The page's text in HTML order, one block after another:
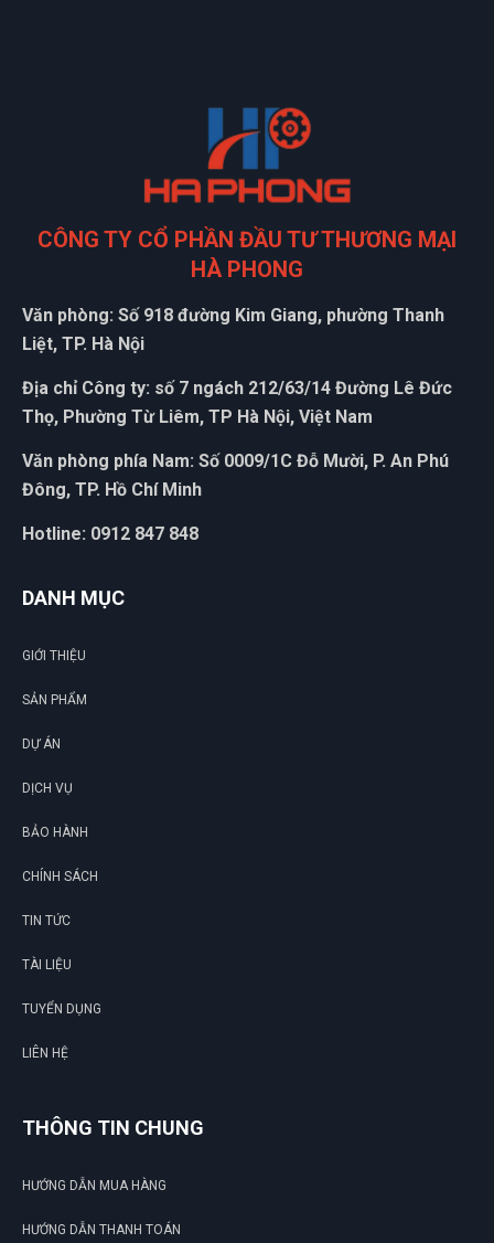
CÔNG TY CỔ PHẦN ĐẦU TƯ THƯƠNG MẠI
HÀ PHONG
Văn phòng: Số 918 đường Kim Giang, phường Thanh
Liệt, TP. Hà Nội
Địa chỉ Công ty: số 7 ngách 212/63/14 Đường Lê Đức
Thọ, Phường Từ Liêm, TP Hà Nội, Việt Nam
Văn phòng phía Nam: Số 0009/1C Đỗ Mười, P. An Phú
Đông, TP. Hồ Chí Minh
Hotline: 0912 847 848
DANH MỤC
GIỚI THIỆU
SẢN PHẨM
DỰ ÁN
DỊCH VỤ
BẢO HÀNH
CHÍNH SÁCH
TIN TỨC
TÀI LIỆU
TUYỂN DỤNG
LIÊN HỆ
THÔNG TIN CHUNG
HƯỚNG DẪN MUA HÀNG
HƯỚNG DẪN THANH TOÁN